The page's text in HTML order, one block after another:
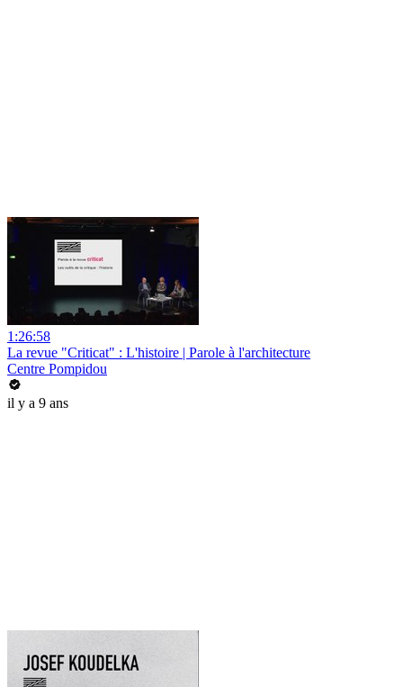
1:26:58
La revue "Criticat" : L'histoire | Parole à l'architecture
Centre Pompidou
il y a 9 ans